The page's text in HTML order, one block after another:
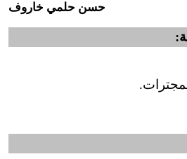
حسن حلمي خاروف